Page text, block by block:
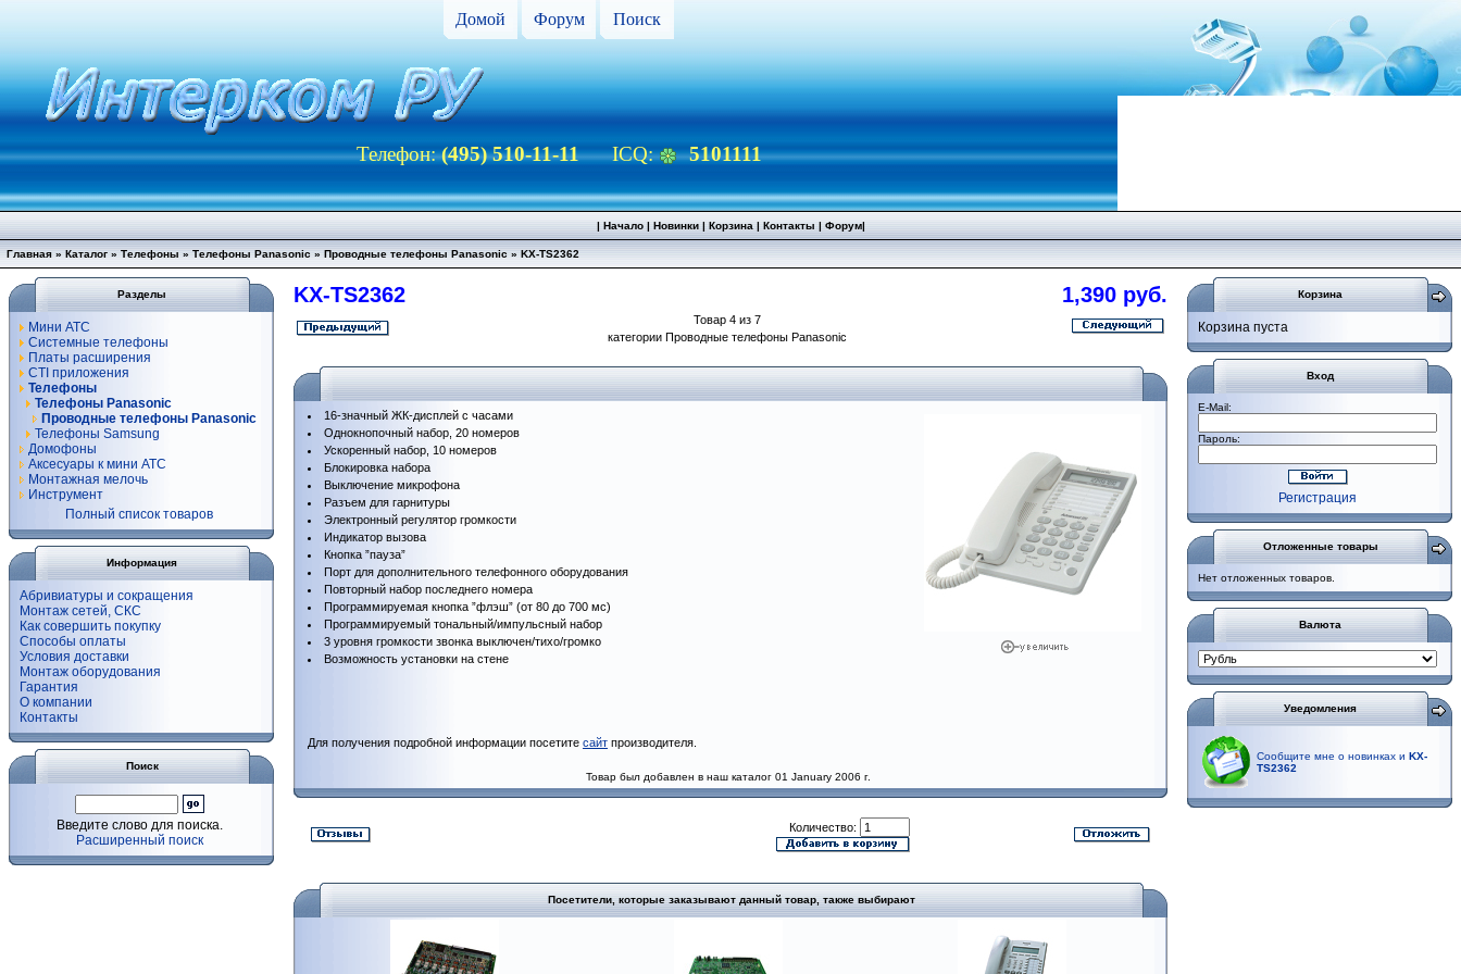
Домой Форум Поиск
Телефон:(495) 510-11-11ICQ: 5101111
| Начало| Новинки| Корзина | Контакты | Форум|
Главная » Каталог » Телефоны » Телефоны Panasonic » Проводные телефоны Panasonic » KX-TS2362
Разделы
Мини АТС
Системные телефоны
Платы расширения
CTI приложения
Телефоны
Телефоны Panasonic
Проводные телефоны Panasonic
Телефоны Samsung
Домофоны
Аксесуары к мини АТС
Монтажная мелочь
Инструмент
Полный список товаров
Информация
Абривиатуры и сокращения
Монтаж сетей, СКС
Как совершить покупку
Способы оплаты
Условия доставки
Монтаж оборудования
Гарантия
О компании
Контакты
Поиск
Введите слово для поиска.
Расширенный поиск
KX-TS2362 1,390 руб.
Товар 4 из 7
категории Проводные телефоны Panasonic
16-значный ЖК-дисплей с часами
Однокнопочный набор, 20 номеров
Ускоренный набор, 10 номеров
Блокировка набора
Выключение микрофона
Разъем для гарнитуры
Электронный регулятор громкости
Индикатор вызова
Кнопка ”пауза”
Порт для дополнительного телефонного оборудования
Повторный набор последнего номера
Программируемая кнопка ”флэш” (от 80 до 700 мс)
Программируемый тональный/импульсный набор
3 уровня громкости звонка выключен/тихо/громко
Возможность установки на стене
Для получения подробной информации посетите сайт производителя.
Товар был добавлен в наш каталог 01 January 2006 г.
Количество:
Посетители, которые заказывают данный товар, также выбирают
Корзина
Корзина пуста
Вход
E-Mail:
Пароль:
Регистрация
Отложенные товары
Нет отложенных товаров.
Валюта
Уведомления
Сообщите мне о новинках и KX-
TS2362